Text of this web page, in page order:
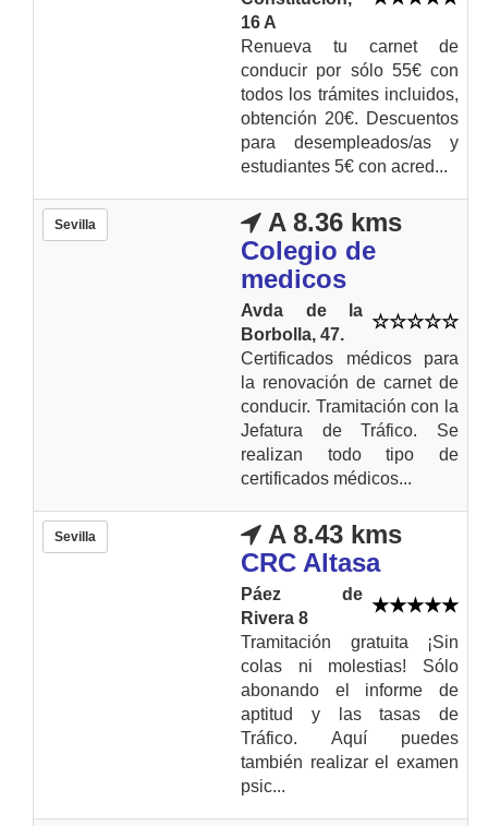
16 A
Renueva tu carnet de
conducir por sólo 55€ con
todos los trámites incluidos,
obtención 20€. Descuentos
para desempleados/as y
estudiantes 5€ con acred...
Sevilla
A 8.36 kms
Colegio de
medicos
Avda de la
Borbolla, 47.
Certificados médicos para
la renovación de carnet de
conducir. Tramitación con la
Jefatura de Tráfico. Se
realizan todo tipo de
certificados médicos...
Sevilla
A 8.43 kms
CRC Altasa
Páez de
Rivera 8
Tramitación gratuita ¡Sin
colas ni molestias! Sólo
abonando el informe de
aptitud y las tasas de
Tráfico. Aquí puedes
también realizar el examen
psic...